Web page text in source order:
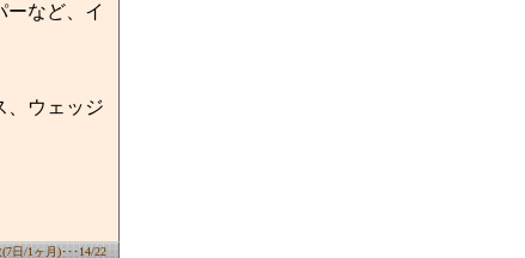
ーなど、イ
、ウェッジ
日/1ヶ月)･･･14/22